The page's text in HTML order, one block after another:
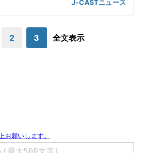
J-CASTニュース
2 3 全文表示